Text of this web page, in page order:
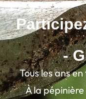
-
Tous les ans
À la